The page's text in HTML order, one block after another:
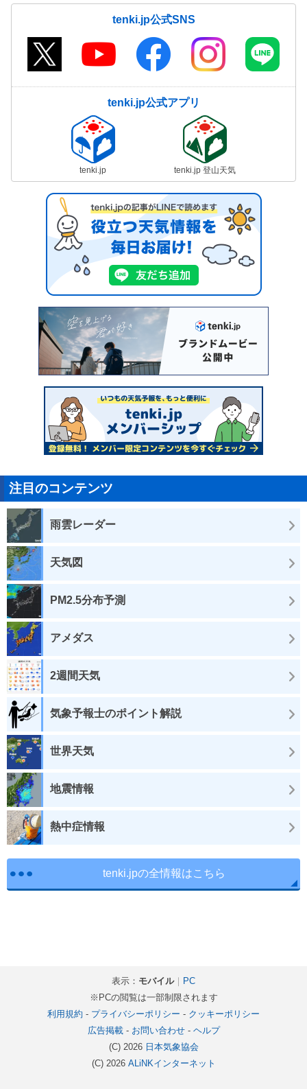
tenki.jp公式SNS
tenki.jp公式アプリ
tenki.jp tenki.jp 登山天気
注目のコンテンツ
雨雲レーダー
天気図
PM2.5分布予測
アメダス
2週間天気
気象予報士のポイント解説
世界天気
地震情報
熱中症情報
tenki.jpの全情報はこちら
表示： モバイル｜ PC
※PCの閲覧は一部制限されます
利用規約 - プライバシーポリシー - クッキーポリシー
広告掲載- お問い合わせ- ヘルプ
(C) 2026 日本気象協会
(C) 2026 ALiNKインターネット